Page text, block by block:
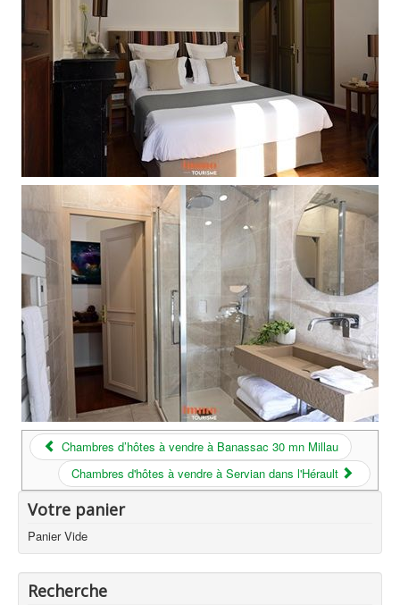
Chambres d’hôtes à vendre à Banassac 30 mn Millau
Chambres d'hôtes à vendre à Servian dans l'Hérault
Votre panier
Panier Vide
Recherche